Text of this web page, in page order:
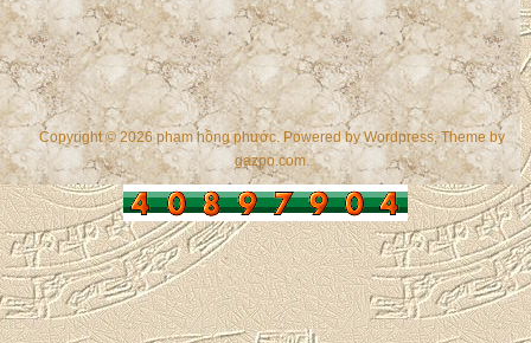
Copyright © 2026 phạm hồng phước. Powered byWordpress, Theme by
gazpo.com.